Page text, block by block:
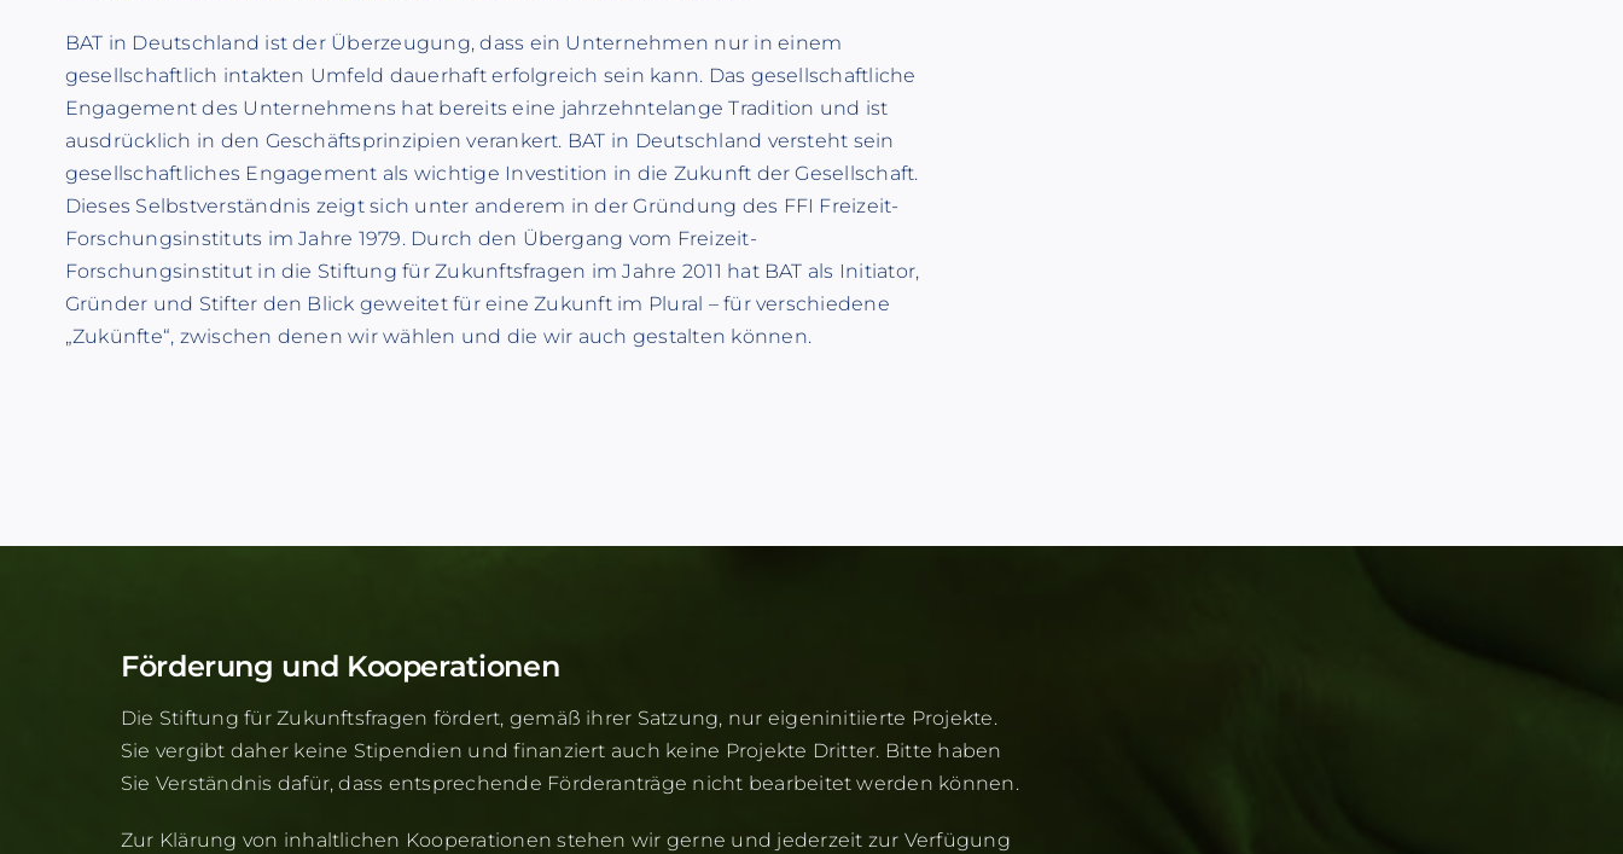
BAT in Deutschland ist der Überzeugung, dass ein Unternehmen nur in einem
gesellschaftlich intakten Umfeld dauerhaft erfolgreich sein kann. Das gesellschaftliche
Engagement des Unternehmens hat bereits eine jahrzehntelange Tradition und ist
ausdrücklich in den Geschäftsprinzipien verankert. BAT in Deutschland versteht sein
gesellschaftliches Engagement als wichtige Investition in die Zukunft der Gesellschaft.
Dieses Selbstverständnis zeigt sich unter anderem in der Gründung des FFI Freizeit-
Forschungsinstituts im Jahre 1979. Durch den Übergang vom Freizeit-
Forschungsinstitut in die Stiftung für Zukunftsfragen im Jahre 2011 hat BAT als Initiator,
Gründer und Stifter den Blick geweitet für eine Zukunft im Plural – für verschiedene
„Zukünfte“, zwischen denen wir wählen und die wir auch gestalten können.
Förderung und Kooperationen
Die Stiftung für Zukunftsfragen fördert, gemäß ihrer Satzung, nur eigeninitiierte Projekte.
Sie vergibt daher keine Stipendien und finanziert auch keine Projekte Dritter. Bitte haben
Sie Verständnis dafür, dass entsprechende Förderanträge nicht bearbeitet werden können.
Zur Klärung von inhaltlichen Kooperationen stehen wir gerne und jederzeit zur Verfügung